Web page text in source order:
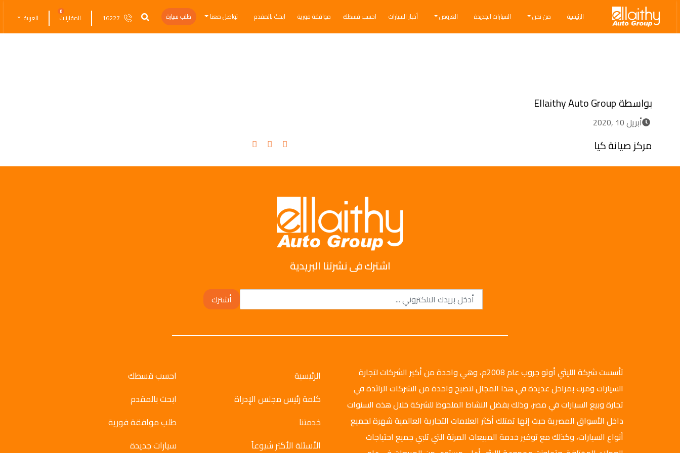
Ellaithy Auto Group
Breadcrumb navigation
الرئيسية من نحن السيارات الجديدة العروض أخبار السيارات احسب قسطك موافقة فورية ابحث بالمقدم تواصل معنا طلب سيارة 16227 المقارنات
0
العربية
بواسطةEllaithy Auto Group
أبريل 10 ,2020
مركز صيانة كيا
اشترك فى نشرتنا البريدية
أشترك
تأسست شركة الليثي أوتو جروب عام 2008م، وهي واحدة من أكبر الشركات لتجارة
السيارات ومرت بمراحل عديدة في هذا المجال لتصبح واحدة من الشركات الرائدة في
تجارة وبيع السيارات في مصر، وذلك بفضل النشاط الملحوظ للشركة خلال هذه السنوات
داخل الأسواق المصرية حيث إنها تمتلك أكثر العلامات التجارية العالمية شهرة لجميع
أنواع السيارات، وكذلك مع توفير خدمة المبيعات المرنة التي تلبي جميع احتياجات
الرئيسية
كلمة رئيس مجلس الإدراة
خدمتنا
الأسئلة الأكثر شيوعاً
احسب قسطك
ابحث بالمقدم
طلب موافقة فورية
سيارات جديدة